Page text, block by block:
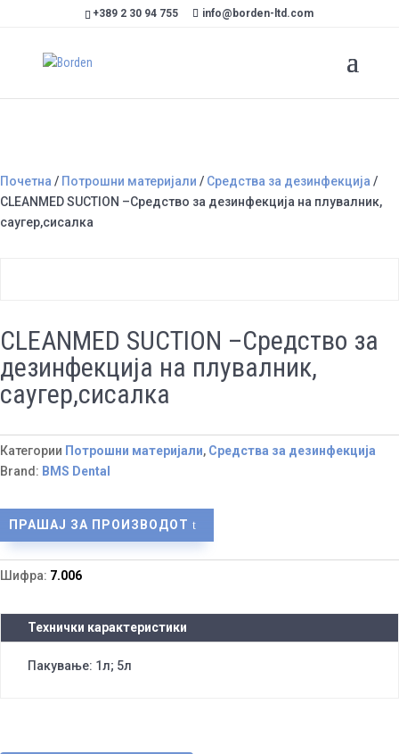
+389 2 30 94 755 info@borden-ltd.com
Почетна / Потрошни материјали / Средства за дезинфекција /
CLEANMED SUCTION –Средство за дезинфекција на плувалник,
саугер,сисалка
CLEANMED SUCTION –Средство за
дезинфекција на плувалник,
саугер,сисалка
Категории Потрошни материјали, Средства за дезинфекција
Brand: BMS Dental
ПРАШАЈ ЗА ПРОИЗВОДОТ
Шифра: 7.006
Технички карактеристики
Пакување: 1л; 5л